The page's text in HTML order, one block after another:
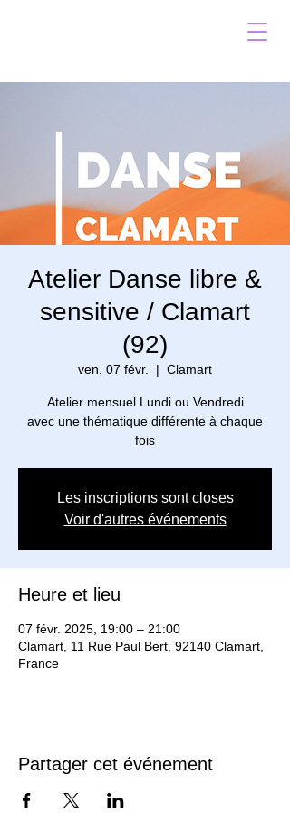
Atelier Danse libre &
sensitive / Clamart
(92)
ven. 07 févr.
  |
Clamart
Atelier mensuel Lundi ou Vendredi
avec une thématique différente à chaque
Les inscriptions sont closes
Voir d'autres événements
Heure et lieu
07 févr. 2025, 19:00 – 21:00
Clamart, 11 Rue Paul Bert, 92140 Clamart,
France
Partager cet événement